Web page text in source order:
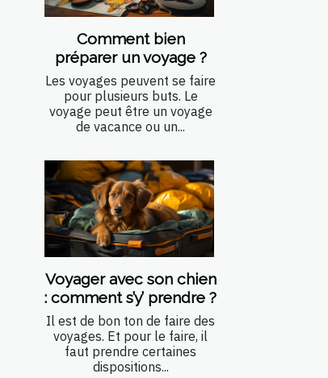
Comment bien
préparer un voyage ?
Les voyages peuvent se faire
pour plusieurs buts. Le
voyage peut être un voyage
de vacance ou un...
Voyager avec son chien
: comment s’y’ prendre ?
Il est de bon ton de faire des
voyages. Et pour le faire, il
faut prendre certaines
dispositions...